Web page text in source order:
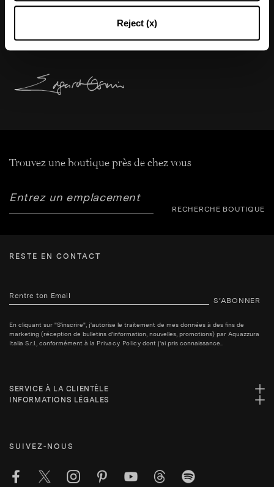
Reject (x)
couvrant délicatement la silhouette féminine de
papillons flottants et colorés."
Trouvez une boutique près de chez vous
RECHERCHE BOUTIQUE
RESTE EN CONTACT
S’ABONNER
En cliquant sur "S'inscrire", j'autorise le traitement de mes données à des fins de
marketing (réception de bulletins d'information, nouvelles, promotions) par Aquazzura
Italia S.r.l., conformément à la Privacy Policy dont j'ai pris connaissance..
SERVICE À LA CLIENTÈLE
INFORMATIONS LÉGALES
SUIVEZ-NOUS